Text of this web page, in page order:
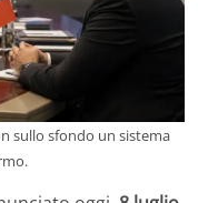
sullo sfondo un sistema